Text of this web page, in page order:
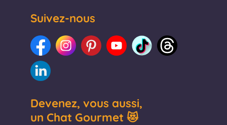
Suivez-nous
Devenez, vous aussi,
un Chat Gourmet 😻